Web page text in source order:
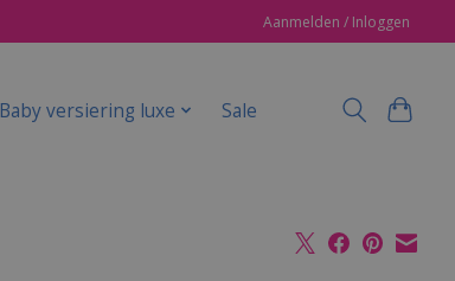
Aanmelden / Inloggen
Baby versiering luxe Sale